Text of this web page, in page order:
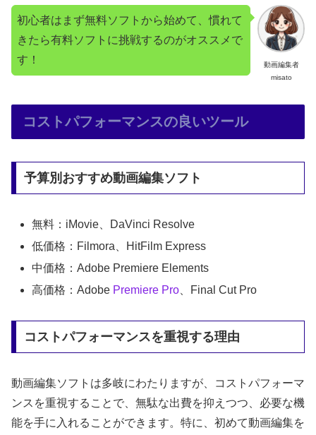
動画編集者
misato
初心者はまず無料ソフトから始めて、慣れて
きたら有料ソフトに挑戦するのがオススメで
す！
コストパフォーマンスの良いツール
予算別おすすめ動画編集ソフト
無料：iMovie、DaVinci Resolve
低価格：Filmora、HitFilm Express
中価格：Adobe Premiere Elements
高価格：Adobe Premiere Pro 、Final Cut Pro
コストパフォーマンスを重視する理由
動画編集ソフトは多岐にわたりますが、コストパフォーマ
ンスを重視することで、無駄な出費を抑えつつ、必要な機
能を手に入れることができます。特に、初めて動画編集を